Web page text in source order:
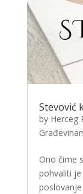
Stevović
by Herceg
Ono čime
pohvaliti